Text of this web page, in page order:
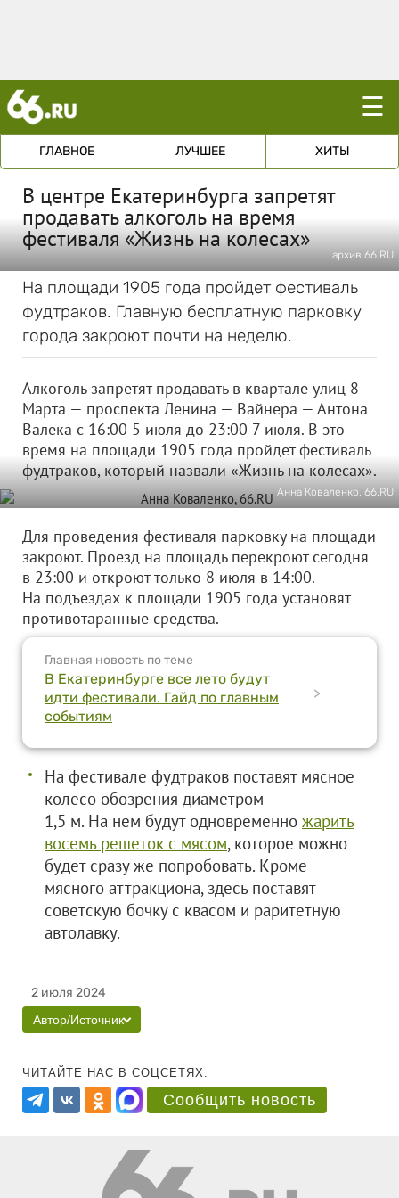
☰
ГЛАВНОЕ ЛУЧШЕЕ ХИТЫ
В центре Екатеринбурга запретят
продавать алкоголь на время
фестиваля «Жизнь на колесах»
архив 66.RU
На площади 1905 года пройдет фестиваль
фудтраков. Главную бесплатную парковку
города закроют почти на неделю.
Алкоголь запретят продавать в квартале улиц 8
Марта — проспекта Ленина — Вайнера — Антона
Валека с 16:00 5 июля до 23:00 7 июля. В это
время на площади 1905 года пройдет фестиваль
фудтраков, который назвали «Жизнь на колесах».
Анна Коваленко, 66.RU
Для проведения фестиваля парковку на площади
закроют. Проезд на площадь перекроют сегодня
в 23:00 и откроют только 8 июля в 14:00.
На подъездах к площади 1905 года установят
противотаранные средства.
Главная новость по теме
В Екатеринбурге все лето будут
идти фестивали. Гайд по главным
событиям
>
На фестивале фудтраков поставят мясное
колесо обозрения диаметром
1,5 м. На нем будут одновременно жарить
восемь решеток с мясом, которое можно
будет сразу же попробовать. Кроме
мясного аттракциона, здесь поставят
советскую бочку с квасом и раритетную
автолавку.
2 июля 2024
Автор/Источник
ЧИТАЙТЕ НАС В СОЦСЕТЯХ:
Сообщить новость